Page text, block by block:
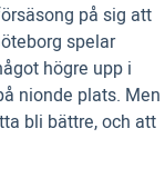
på sig att
spelar
högre upp i
nionde plats. Men
bli bättre, och att